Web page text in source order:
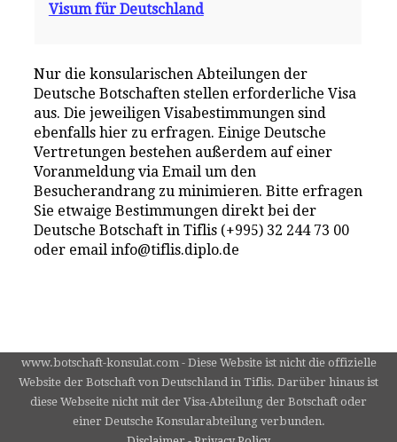
Visum für Deutschland
Nur die konsularischen Abteilungen der
Deutsche Botschaften stellen erforderliche Visa
aus. Die jeweiligen Visabestimmungen sind
ebenfalls hier zu erfragen. Einige Deutsche
Vertretungen bestehen außerdem auf einer
Voranmeldung via Email um den
Besucherandrang zu minimieren. Bitte erfragen
Sie etwaige Bestimmungen direkt bei der
Deutsche Botschaft in Tiflis (+995) 32 244 73 00
oder email info@tiflis.diplo.de
www.botschaft-konsulat.com - Diese Website ist nicht die offizielle
Website der Botschaft von Deutschland in Tiflis. Darüber hinaus ist
diese Webseite nicht mit der Visa-Abteilung der Botschaft oder
einer Deutsche Konsularabteilung verbunden.